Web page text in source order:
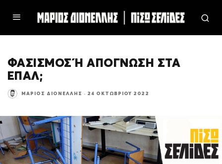
ΦΑΣΙΣΜΟΣ Ή ΑΠΟΓΝΩΣΗ ΣΤΑ Ε
ΠΑΛ;
ΜΆΡΙΟΣ ΔΙΟΝΈΛΛΗΣ · 24 ΟΚΤΩΒΡΊΟΥ 2022